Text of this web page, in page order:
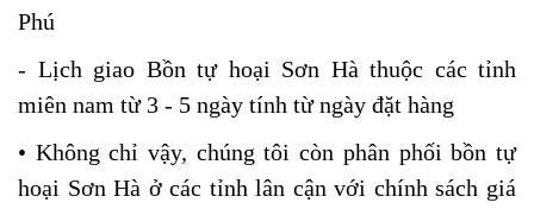
Phú
- Lịch giao Bồn tự hoại Sơn Hà thuộc các tỉnh
miên nam từ 3 - 5 ngày tính từ ngày đặt hàng
​​​• Không chỉ vậy, chúng tôi còn phân phối bồn tự
hoại Sơn Hà ở các tỉnh lân cận với chính sách giá